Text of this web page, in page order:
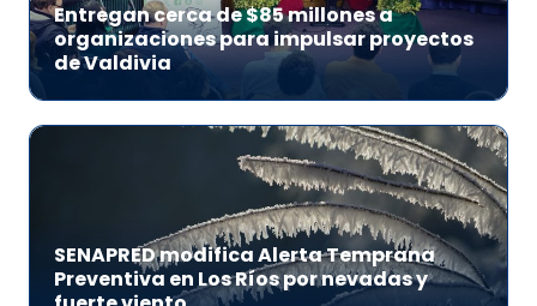
Entregan cerca de $85 millones a
organizaciones para impulsar proyectos
de Valdivia
SENAPRED modifica Alerta Temprana
Preventiva en Los Ríos por nevadas y